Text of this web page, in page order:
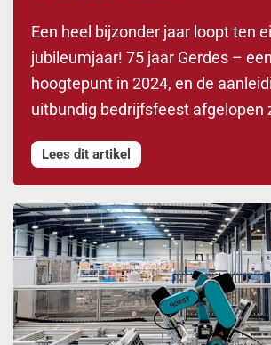
Een heel bijzonder jaar loopt ten
jubileumjaar! 75 jaar Gerdes –
hoogtepunt in 2024, en de
uitbundig bedrijfsfeest afgelopen
Lees dit artikel